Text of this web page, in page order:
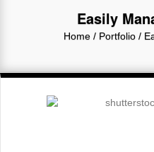
Easily
Home / Portfolio /